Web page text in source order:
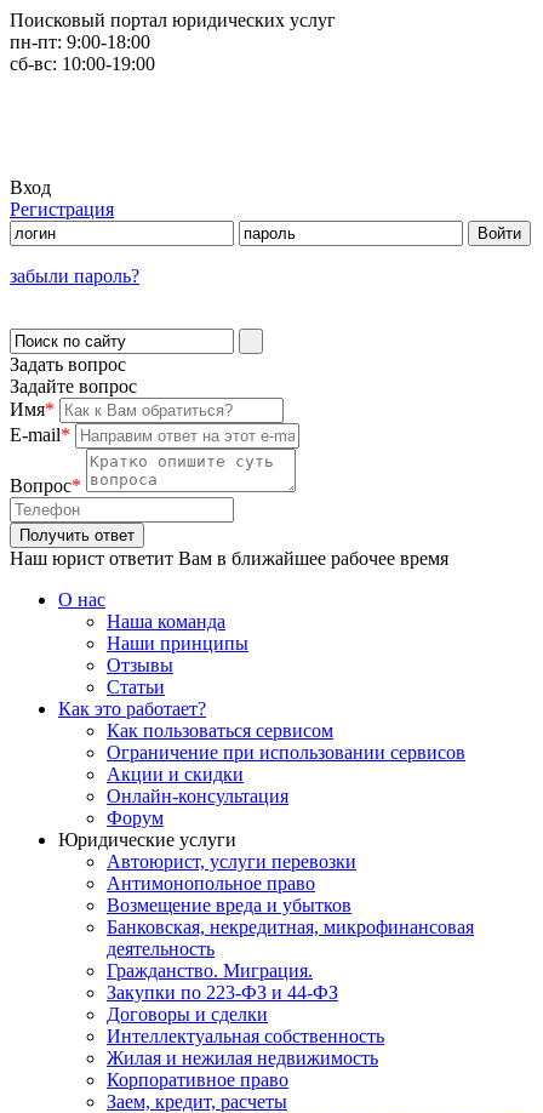
Поисковый портал юридических услуг
пн-пт: 9:00-18:00
сб-вс: 10:00-19:00
Вход
Регистрация
забыли пароль?
Задать вопрос
Задайте вопрос
Имя*
E-mail*
Вопрос*
Наш юрист ответит Вам в ближайшее рабочее время
О нас
Наша команда
Наши принципы
Отзывы
Статьи
Как это работает?
Как пользоваться сервисом
Ограничение при использовании сервисов
Акции и скидки
Онлайн-консультация
Форум
Юридические услуги
Автоюрист, услуги перевозки
Антимонопольное право
Возмещение вреда и убытков
Банковская, некредитная, микрофинансовая
деятельность
Гражданство. Миграция.
Закупки по 223-ФЗ и 44-ФЗ
Договоры и сделки
Интеллектуальная собственность
Жилая и нежилая недвижимость
Корпоративное право
Заем, кредит, расчеты